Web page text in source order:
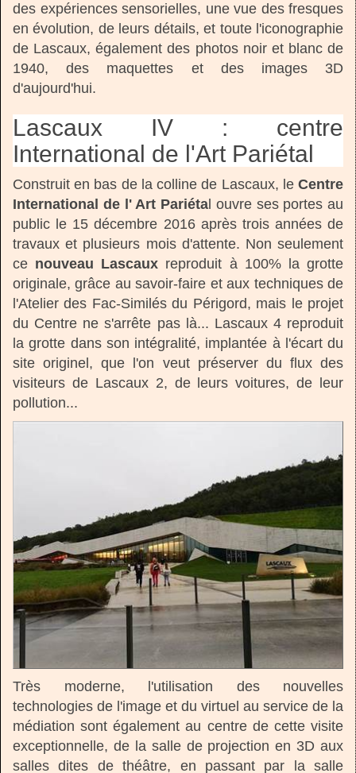
des expériences sensorielles, une vue des fresques
en évolution, de leurs détails, et toute l'iconographie
de Lascaux, également des photos noir et blanc de
1940, des maquettes et des images 3D
d'aujourd'hui.
Lascaux IV : centre
International de l'Art Pariétal
Construit en bas de la colline de Lascaux, le Centre
International de l' Art Pariéta l ouvre ses portes au
public le 15 décembre 2016 après trois années de
travaux et plusieurs mois d'attente. Non seulement
ce nouveau Lascaux reproduit à 100% la grotte
originale, grâce au savoir-faire et aux techniques de
l'Atelier des Fac-Similés du Périgord, mais le projet
du Centre ne s'arrête pas là... Lascaux 4 reproduit
la grotte dans son intégralité, implantée à l'écart du
site originel, que l'on veut préserver du flux des
visiteurs de Lascaux 2, de leurs voitures, de leur
pollution...
Très moderne, l'utilisation des nouvelles
technologies de l'image et du virtuel au service de la
médiation sont également au centre de cette visite
exceptionnelle, de la salle de projection en 3D aux
salles dites de théâtre, en passant par la salle